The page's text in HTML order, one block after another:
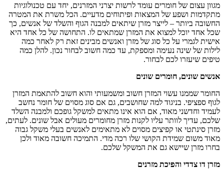
מגוון עצום של חומרים עומד לרשות יצרני המזרנים, יחד עם טכנולוגיות
מתקדמות ושפע של המצאות ופיתוחים מדעיים. הכל משרת את המטרה
החשובה ביותר – לייצר מזרן שיתאים למבנה הגוף והשלד של אנשים, כך
שכל אחד יוכל למצוא את המזרן שמתאים לו. התחושה של כל אחד היא
אישית לגמרי על כל סוג של מזרן ואנשים מבינים זאת רק לאחר כמה
לילות של שינה נעימה ומספקת, עד כמה חשוב לבחור נכון. להלן כמה
טיפים שיעזרו לכם לבחור.
אנשים שונים, חומרים שונים
החומר שממנו עשוי המזרן חשוב ומשמעותי והוא חשוב להתאמת המזרן
לגוף ספציפי. בניגוד למה שחושבים, גם אם סוג מסוים של חומר נחשב
לעמיד וחדשני מאוד, אם הוא אינו מתאים למשקל גופכם ולמבנה השלד
שלכם, עדיך לוותר עליו לקנות מזרן מחומרים מעולים אבל שונים. לעתים,
מזרן סינתטי או קפיצים מסוים לא מתאימים לאנשים בעלי משקל גבוה
מאוד משום שמידת הקושי שלו רכה מדי. התמיכה חשובה מאוד ולכן
בחרו מזרן שיישא גם את המשקל שלכם.
מזרן דו צדדי והפיכת מזרנים